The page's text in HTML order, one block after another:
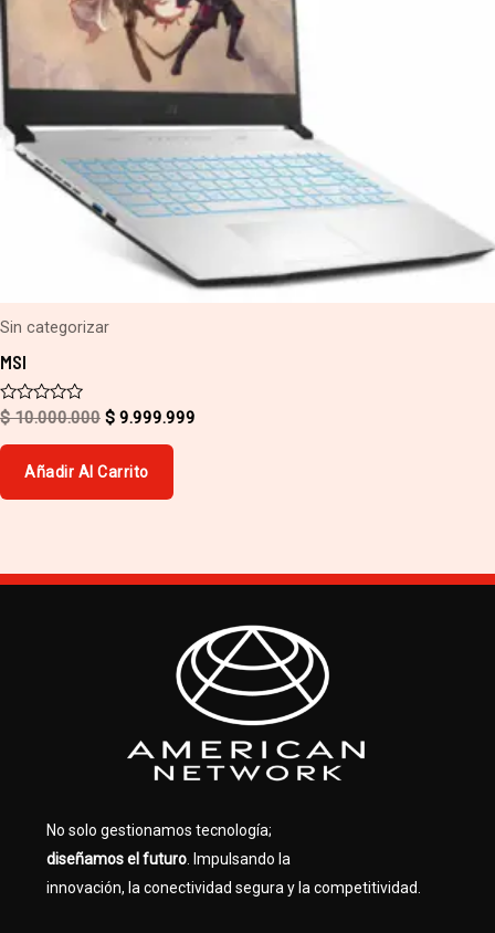
Sin categorizar
MSI
Valorado
con
0
$10.000.000 $ 9.999.999
Añadir Al Carrito
No solo gestionamos tecnología;
diseñamos el futuro. Impulsando la
innovación, la conectividad segura y la competitividad.